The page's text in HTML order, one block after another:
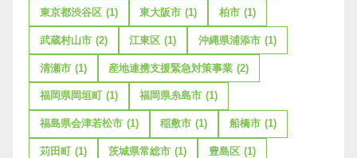
東京都渋谷区 (1) 東大阪市 (1) 柏市 (1)
武蔵村山市 (2) 江東区 (1) 沖縄県浦添市 (1)
清瀬市 (1) 産地連携支援緊急対策事業 (2)
福岡県岡垣町 (1) 福岡県糸島市 (1)
福島県会津若松市 (1) 稲敷市 (1) 船橋市 (1)
苅田町 (1) 茨城県常総市 (1) 豊島区 (1)